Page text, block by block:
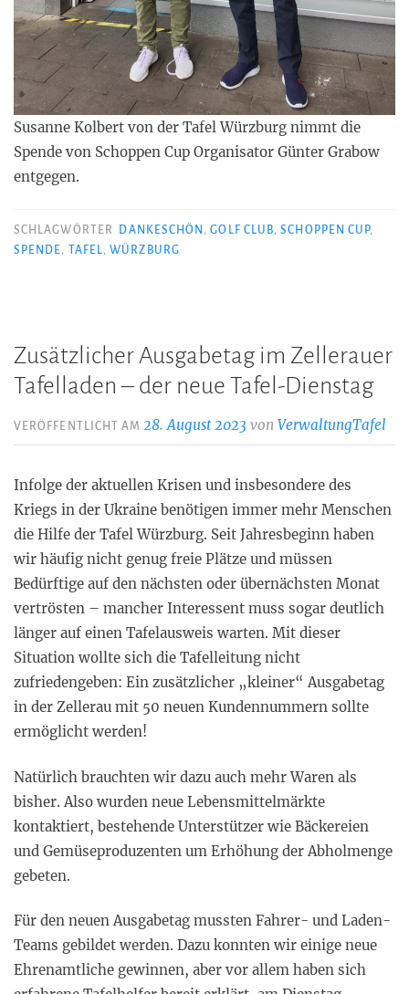
Susanne Kolbert von der Tafel Würzburg nimmt die
Spende von Schoppen Cup Organisator Günter Grabow
entgegen.
SCHLAGWÖRTER DANKESCHÖN ,GOLF CLUB,SCHOPPEN CUP,
SPENDE, TAFEL,WÜRZBURG
Zusätzlicher Ausgabetag im Zellerauer
Tafelladen – der neue Tafel-Dienstag
VERÖFFENTLICHT AM28. August 2023 vonVerwaltungTafel
Infolge der aktuellen Krisen und insbesondere des
Kriegs in der Ukraine benötigen immer mehr Menschen
die Hilfe der Tafel Würzburg. Seit Jahresbeginn haben
wir häufig nicht genug freie Plätze und müssen
Bedürftige auf den nächsten oder übernächsten Monat
vertrösten – mancher Interessent muss sogar deutlich
länger auf einen Tafelausweis warten. Mit dieser
Situation wollte sich die Tafelleitung nicht
zufriedengeben: Ein zusätzlicher „kleiner“ Ausgabetag
in der Zellerau mit 50 neuen Kundennummern sollte
ermöglicht werden!
Natürlich brauchten wir dazu auch mehr Waren als
bisher. Also wurden neue Lebensmittelmärkte
kontaktiert, bestehende Unterstützer wie Bäckereien
und Gemüseproduzenten um Erhöhung der Abholmenge
gebeten.
Für den neuen Ausgabetag mussten Fahrer- und Laden-
Teams gebildet werden. Dazu konnten wir einige neue
Ehrenamtliche gewinnen, aber vor allem haben sich